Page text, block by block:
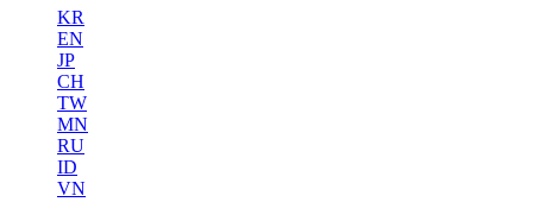
KR
EN
JP
CH
TW
MN
RU
ID
VN